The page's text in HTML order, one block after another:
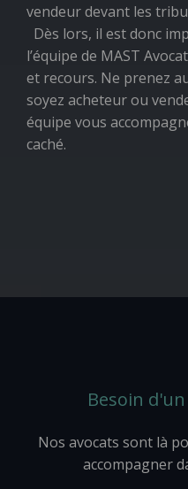
vendeur devant les
Dès lors, il est donc
l’équipe de MAST
et recours. Ne prenez
soyez acheteur ou
équipe vous
caché.
Besoin
Nos avocats sont là
accompagner